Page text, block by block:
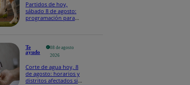
Partidos de hoy,
sábado 8 de agosto:
programación para
Te
ayudo
08 de agosto
2026
Corte de agua hoy, 8
de agosto: horarios y
distritos afectados sin